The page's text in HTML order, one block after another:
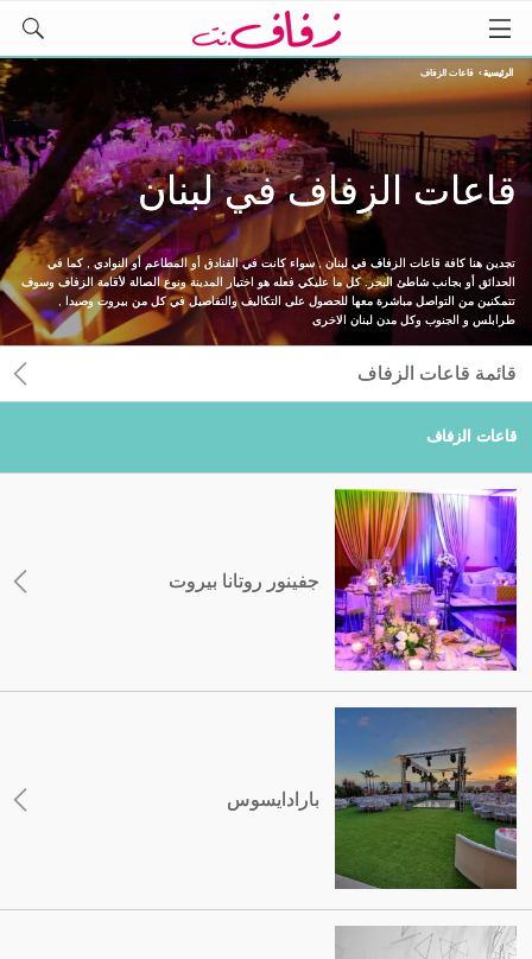
الرئيسية› قاعات الزفاف
قاعات الزفاف في لبنان
تجدين هنا كافة قاعات الزفاف في لبنان , سواء كانت في الفنادق أو المطاعم أو النوادي , كما في
الحدائق أو بجانب شاطئ البحر. كل ما عليكي فعله هو اختيار المدينة ونوع الصالة لأقامة الزفاف وسوف
تتمكنين من التواصل مباشرة معها للحصول على التكاليف والتفاصيل في كل من بيروت وصيدا ,
طرابلس و الجنوب وكل مدن لبنان الاخرى
قائمة قاعات الزفاف
قاعات الزفاف
جفينور روتانا بيروت
بارادايسوس